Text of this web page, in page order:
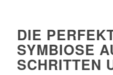
DIE
SYMBIOSE
SCHRITTEN